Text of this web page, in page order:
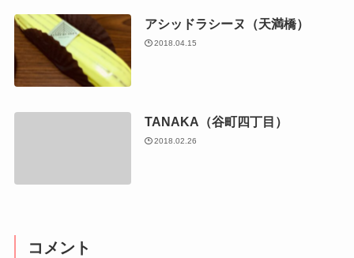
アシッドラシーヌ（天満橋）
2018.04.15
TANAKA（谷町四丁目）
2018.02.26
コメント